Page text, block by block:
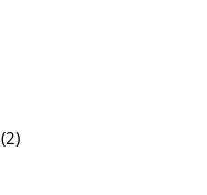
(2)